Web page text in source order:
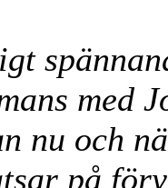
med
nu och
på